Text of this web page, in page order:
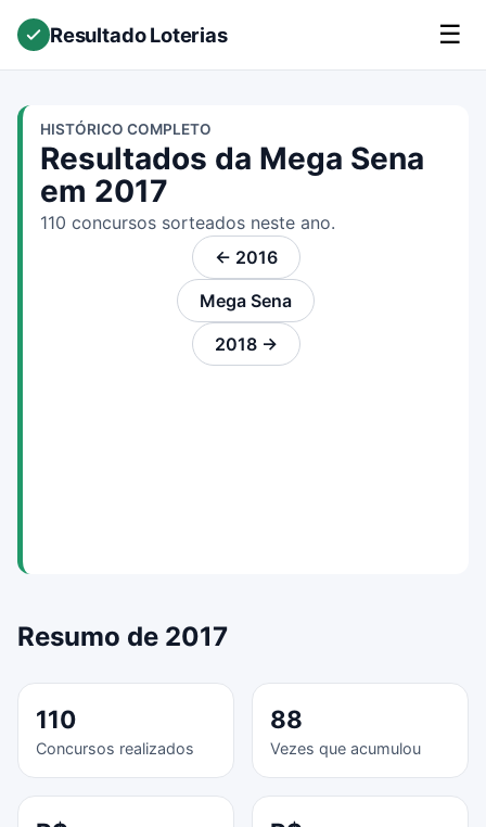
Resultado Loterias ☰
HISTÓRICO COMPLETO
Resultados da Mega Sena
em 2017
110 concursos sorteados neste ano.
← 2016
Mega Sena
2018 →
Resumo de 2017
110
Concursos realizados
88
Vezes que acumulou